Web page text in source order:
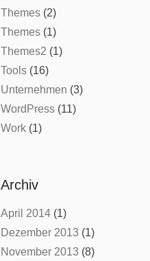
Themes(2)
Themes(1)
Themes2 (1)
Tools(16)
Unternehmen (3)
WordPress(11)
Work(1)
Archiv
April 2014(1)
Dezember 2013 (1)
November 2013 (8)